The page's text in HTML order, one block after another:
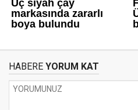
HABERE YORUM KAT